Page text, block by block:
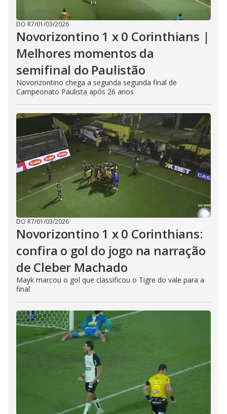
DO R7/01/03/2026
Novorizontino 1 x 0 Corinthians |
Melhores momentos da
semifinal do Paulistão
Novorizontino chega a segunda segunda final de
Campeonato Paulista após 26 anos
DO R7/01/03/2026
Novorizontino 1 x 0 Corinthians:
confira o gol do jogo na narração
de Cleber Machado
Mayk marcou o gol que classificou o Tigre do vale para a
final